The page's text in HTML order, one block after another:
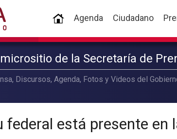
(current)
Agenda Ciudadano
de la Secretaría de
Discursos, Agenda, Fotos y Videos del
federal está presente en